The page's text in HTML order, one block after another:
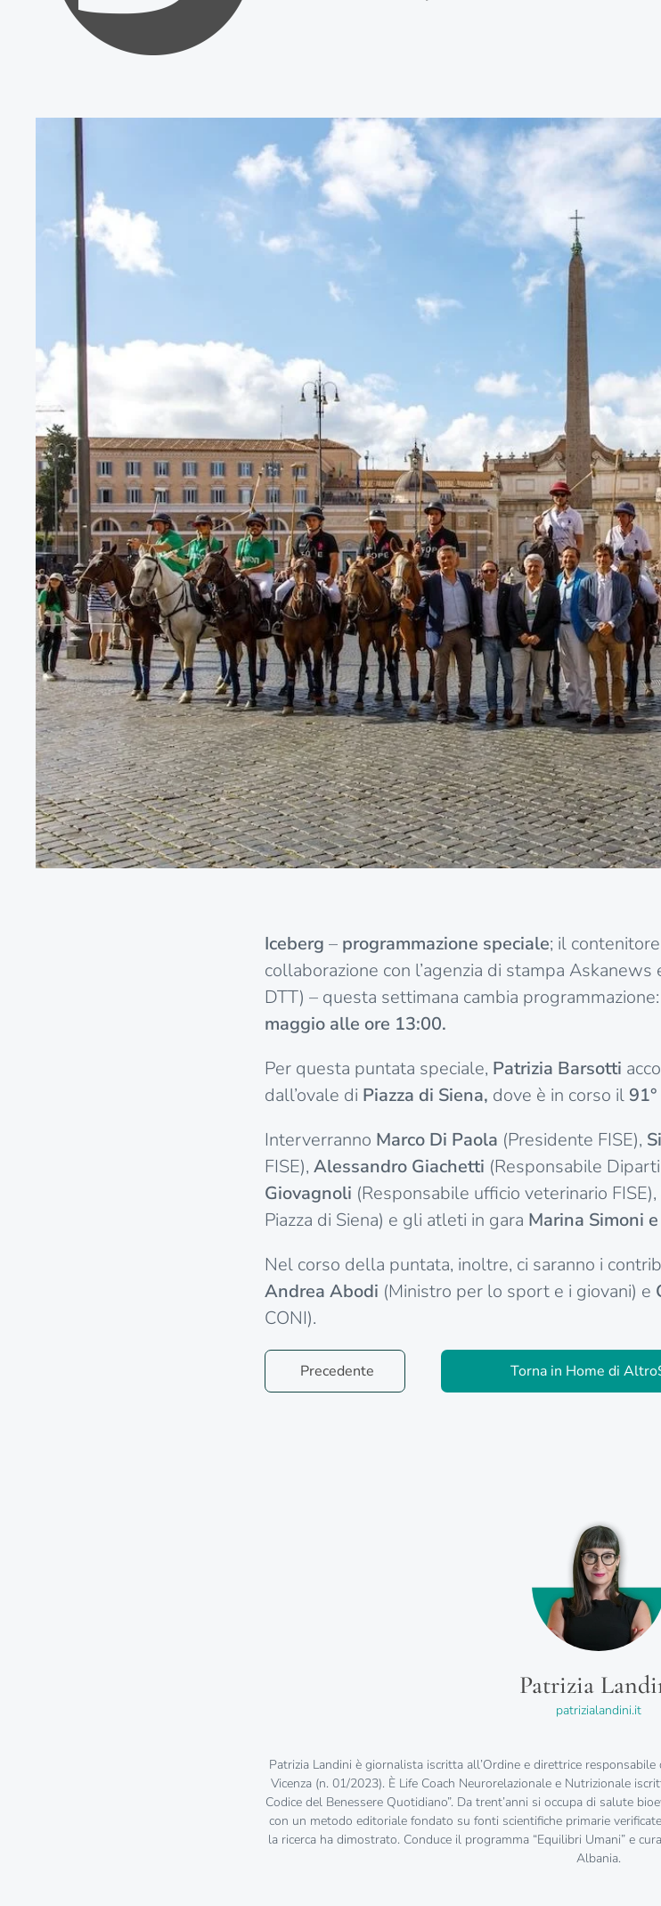
Iceberg – programmazione speciale; il
collaborazione con l’agenzia di stampa
DTT) – questa settimana cambia
maggio alle ore 13:00.
Per questa puntata speciale, Patrizia Barsotti
dall’ovale di Piazza di Siena, dove è in corso il
Interverranno Marco Di Paola (Presidente FISE),
FISE), Alessandro Giachetti (Responsabile
Giovagnoli (Responsabile ufficio veterinario FISE),
Piazza di Siena) e gli atleti in gara Marina Simoni
Nel corso della puntata, inoltre, ci saranno i
Andrea Abodi (Ministro per lo sport e i giovani) e
CONI).
Precedente Torna in Home di
Patrizia
patrizialandini.it
Patrizia Landini è giornalista iscritta all’Ordine e direttrice
Vicenza (n. 01/2023). È Life Coach Neurorelazionale e Nutrizionale
Codice del Benessere Quotidiano”. Da trent’anni si occupa di salute
con un metodo editoriale fondato su fonti scientifiche primarie
la ricerca ha dimostrato. Conduce il programma “Equilibri Umani” e
Albania.